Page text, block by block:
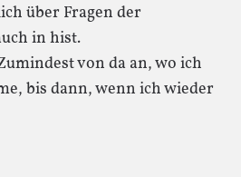
über Fragen der
in hist.
von da an, wo ich
bis dann, wenn ich wieder